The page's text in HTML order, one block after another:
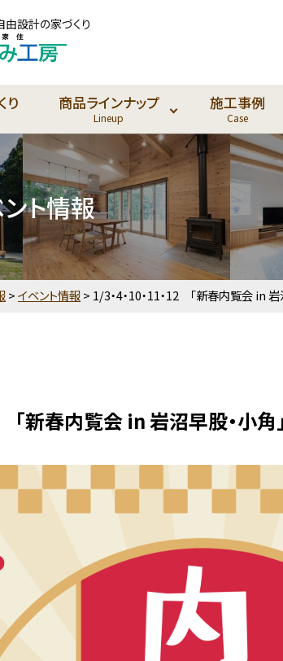
由設計の家づくり
り 商品ラインナップ
Lineup
施工事例
Case
ト情報
>イベント情報> 1/3・4・10・11・12 「新春内覧会 in 岩
「新春内覧会 in 岩沼早股・小角